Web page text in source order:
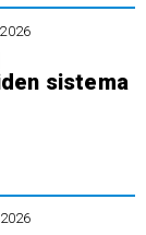
sistema